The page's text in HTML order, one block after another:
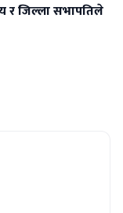
र जिल्ला सभापतिले